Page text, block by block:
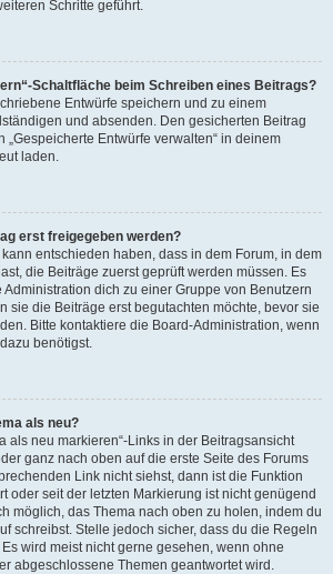
Schritte geführt.
Schaltfläche beim Schreiben eines Beitrags?
Entwürfe speichern und zu einem
und absenden. Den gesicherten Beitrag
„Gespeicherte Entwürfe verwalten“ in deinem
laden.
erst freigegeben werden?
entschieden haben, dass in dem Forum, in dem
die Beiträge zuerst geprüft werden müssen. Es
dich zu einer Gruppe von Benutzern
sie die Beiträge erst begutachten möchte, bevor sie
Bitte kontaktiere die Board-Administration, wenn
benötigst.
als neu?
als neu markieren“-Links in der Beitragsansicht
ganz nach oben auf die erste Seite des Forums
Link nicht siehst, dann ist die Funktion
oder seit der letzten Markierung ist nicht genügend
möglich, das Thema nach oben zu holen, indem du
schreibst. Stelle jedoch sicher, dass du die Regeln
wird meist nicht gerne gesehen, wenn ohne
abgeschlossene Themen geantwortet wird.